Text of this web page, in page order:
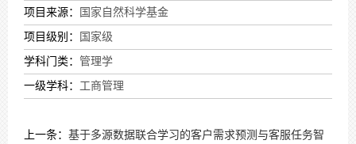
项目来源： 国家自然科学基金
项目级别： 国家级
学科门类： 管理学
一级学科： 工商管理
上一条： 基于多源数据联合学习的客户需求预测与客服任务智